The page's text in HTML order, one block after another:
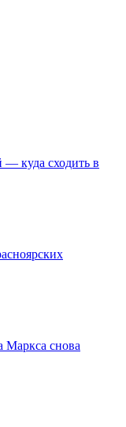
— куда сходить в
снова